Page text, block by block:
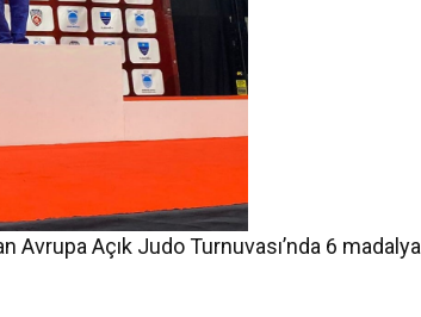
Avrupa Açık Judo Turnuvası’nda 6 madalya